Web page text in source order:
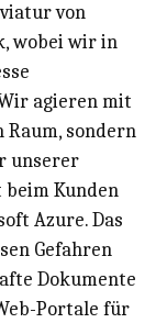
von
wobei wir in
agieren mit
sondern
unserer
Kunden
Azure. Das
Gefahren
Dokumente
Portale für